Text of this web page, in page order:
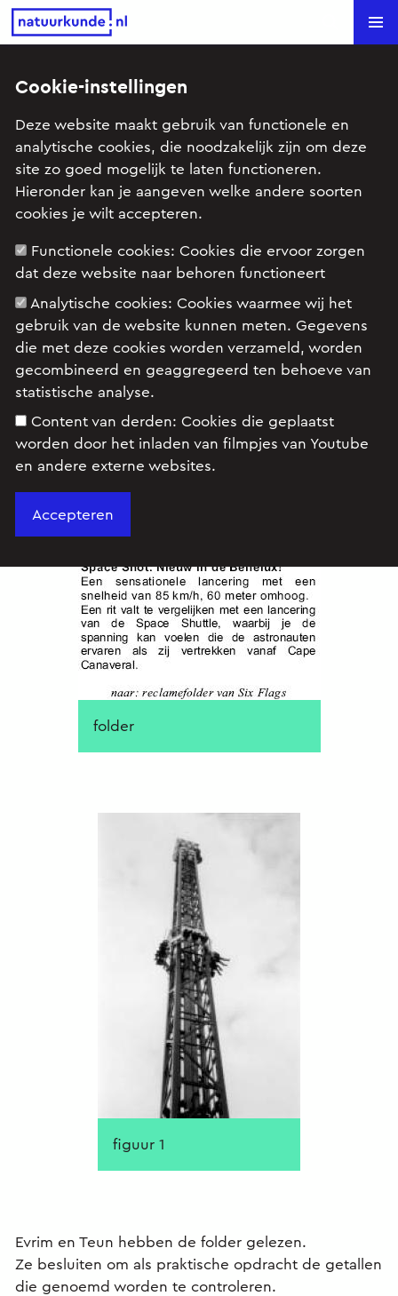
Natuurkunde.nl Search
Space Shot (HAVO 1 2003-I)
Onderwerp: Kracht en beweging
I: opgave 4
Opgave
Lees de tekst uit de folder
folder
figuur 1
Evrim en Teun hebben de folder gelezen.
Ze besluiten om als praktische opdracht de getallen
die genoemd worden te controleren.
Cookie-instellingen
Deze website maakt gebruik van functionele en
analytische cookies, die noodzakelijk zijn om deze
site zo goed mogelijk te laten functioneren.
Hieronder kan je aangeven welke andere soorten
cookies je wilt accepteren.
Functionele cookies: Cookies die ervoor zorgen
dat deze website naar behoren functioneert
Analytische cookies: Cookies waarmee wij het
gebruik van de website kunnen meten. Gegevens
die met deze cookies worden verzameld, worden
gecombineerd en geaggregeerd ten behoeve van
statistische analyse.
Content van derden: Cookies die geplaatst
worden door het inladen van filmpjes van Youtube
en andere externe websites.